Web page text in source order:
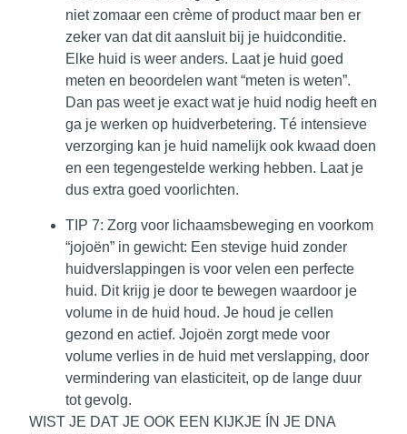
niet zomaar een crème of product maar ben er
zeker van dat dit aansluit bij je huidconditie.
Elke huid is weer anders. Laat je huid goed
meten en beoordelen want “meten is weten”.
Dan pas weet je exact wat je huid nodig heeft en
ga je werken op huidverbetering. Té intensieve
verzorging kan je huid namelijk ook kwaad doen
en een tegengestelde werking hebben. Laat je
dus extra goed voorlichten.
TIP 7: Zorg voor lichaamsbeweging en voorkom
“jojoën” in gewicht: Een stevige huid zonder
huidverslappingen is voor velen een perfecte
huid. Dit krijg je door te bewegen waardoor je
volume in de huid houd. Je houd je cellen
gezond en actief. Jojoën zorgt mede voor
volume verlies in de huid met verslapping, door
vermindering van elasticiteit, op de lange duur
tot gevolg.
WIST JE DAT JE OOK EEN KIJKJE ÍN JE DNA